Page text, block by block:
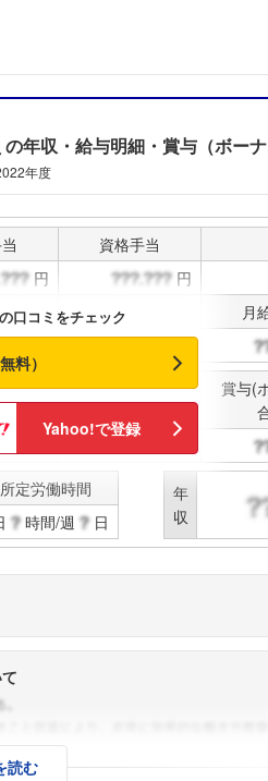
の年収・給与明細・賞与（ボーナ
年度
資格手当
円
円
その他手当
月
賞与(
所定労働時間
時間/週 日
年
収
口コミをチェック
料）
Yahoo!で登録
読む